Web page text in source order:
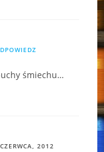
śmiechu…
2012